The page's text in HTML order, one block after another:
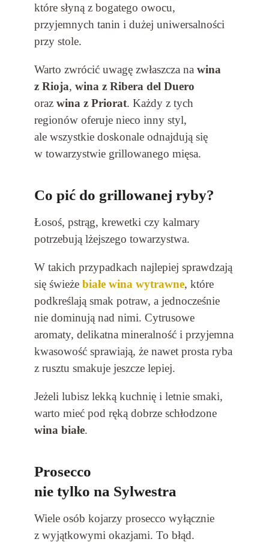
które słyną z bogatego owocu,
przyjemnych tanin i dużej uniwersalności
przy stole.
Warto zwrócić uwagę zwłaszcza na wina
z Rioja, wina z Ribera del Duero
oraz wina z Priorat. Każdy z tych
regionów oferuje nieco inny styl,
ale wszystkie doskonale odnajdują się
w towarzystwie grillowanego mięsa.
Co pić do grillowanej ryby?
Łosoś, pstrąg, krewetki czy kalmary
potrzebują lżejszego towarzystwa.
W takich przypadkach najlepiej sprawdzają
się świeże białe wina wytrawne, które
podkreślają smak potraw, a jednocześnie
nie dominują nad nimi. Cytrusowe
aromaty, delikatna mineralność i przyjemna
kwasowość sprawiają, że nawet prosta ryba
z rusztu smakuje jeszcze lepiej.
Jeżeli lubisz lekką kuchnię i letnie smaki,
warto mieć pod ręką dobrze schłodzone
wina białe.
Prosecco
nie tylko na Sylwestra
Wiele osób kojarzy prosecco wyłącznie
z wyjątkowymi okazjami. To błąd.